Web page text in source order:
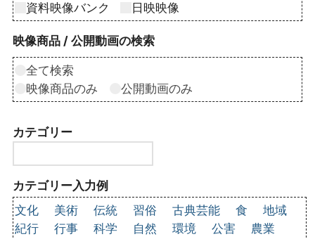
資料映像バンク
日映映像
映像商品 / 公開動画の検索
全て検索
映像商品のみ
公開動画のみ
カテゴリー
カテゴリー入力例
文化
美術 伝統 習俗 古典芸能 食
地域
紀行
行事 科学 自然 環境 公害
農業